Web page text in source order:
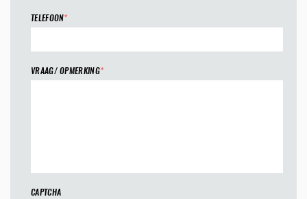
TELEFOON*
VRAAG/ OPMERKING*
CAPTCHA